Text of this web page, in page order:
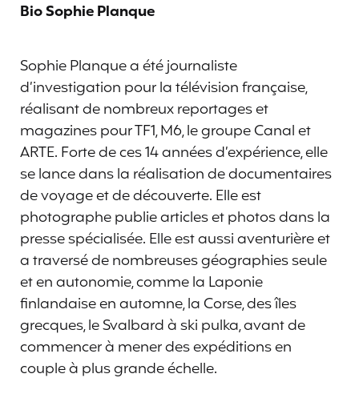
Bio Sophie Planque
Sophie Planque a été journaliste
d’investigation pour la télévision française,
réalisant de nombreux reportages et
magazines pour TF1, M6, le groupe Canal et
ARTE. Forte de ces 14 années d’expérience, elle
se lance dans la réalisation de documentaires
de voyage et de découverte. Elle est
photographe publie articles et photos dans la
presse spécialisée. Elle est aussi aventurière et
a traversé de nombreuses géographies seule
et en autonomie, comme la Laponie
finlandaise en automne, la Corse, des îles
grecques, le Svalbard à ski pulka, avant de
commencer à mener des expéditions en
couple à plus grande échelle.